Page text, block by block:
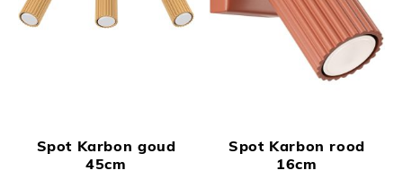
Spot Karbon goud
45cm
Spot Karbon rood
16cm